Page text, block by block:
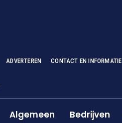
ADVERTEREN CONTACT EN INFORMATIE
Algemeen Bedrijven